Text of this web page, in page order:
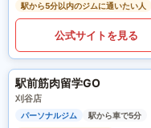
駅から5分以内のジムに通いたい人
公式サイトを見る
駅前筋肉留学GO
刈谷店
パーソナルジム
駅から車で5分